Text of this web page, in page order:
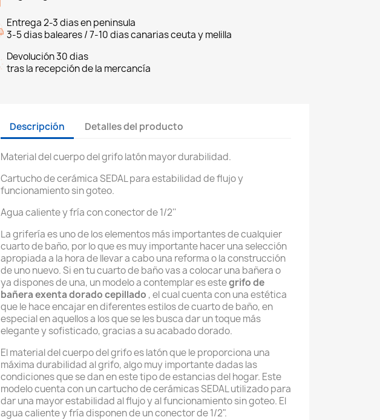
Entrega 2-3 dias en peninsula
3-5 dias baleares / 7-10 dias canarias ceuta y melilla
Devolución 30 dias
tras la recepción de la mercancía
Descripción Detalles del producto
Material del cuerpo del grifo latón mayor durabilidad.
Cartucho de cerámica SEDAL para estabilidad de flujo y
funcionamiento sin goteo.
Agua caliente y fría con conector de 1/2''
La grifería es uno de los elementos más importantes de cualquier
cuarto de baño, por lo que es muy importante hacer una selección
apropiada a la hora de llevar a cabo una reforma o la construcción
de uno nuevo. Si en tu cuarto de baño vas a colocar una bañera o
ya dispones de una, un modelo a contemplar es estegrifo de
bañera exenta dorado cepillado , el cual cuenta con una estética
que le hace encajar en diferentes estilos de cuarto de baño, en
especial en aquellos a los que se les busca dar un toque más
elegante y sofisticado, gracias a su acabado dorado.
El material del cuerpo del grifo es latón que le proporciona una
máxima durabilidad al grifo, algo muy importante dadas las
condiciones que se dan en este tipo de estancias del hogar. Este
modelo cuenta con un cartucho de cerámicas SEDAL utilizado para
dar una mayor estabilidad al flujo y al funcionamiento sin goteo. El
agua caliente y fría disponen de un conector de 1/2".